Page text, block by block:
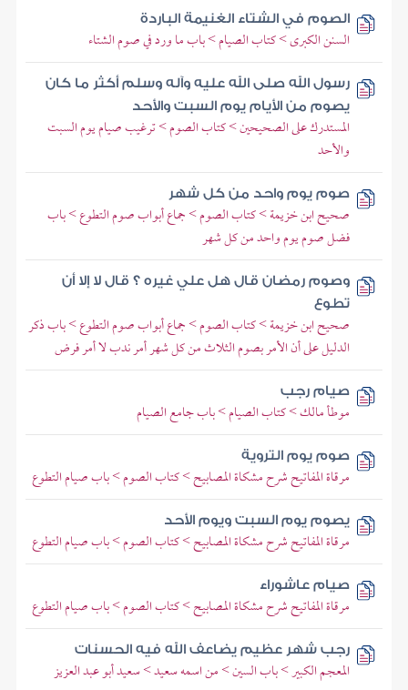
الصوم في الشتاء الغنيمة الباردة
السنن الكبرى > كتاب الصيام > باب ما ورد في صوم الشتاء
رسول الله صلى الله عليه وآله وسلم أكثر ما كان
يصوم من الأيام يوم السبت والأحد
المستدرك على الصحيحين > كتاب الصوم > ترغيب صيام يوم السبت
والأحد
صوم يوم واحد من كل شهر
صحيح ابن خزيمة > كتاب الصوم > جماع أبواب صوم التطوع > باب
فضل صوم يوم واحد من كل شهر
وصوم رمضان قال هل علي غيره ؟ قال لا إلا أن
تطوع
صحيح ابن خزيمة > كتاب الصوم > جماع أبواب صوم التطوع > باب ذكر
الدليل على أن الأمر بصوم الثلاث من كل شهر أمر ندب لا أمر فرض
صيام رجب
موطأ مالك > كتاب الصيام > باب جامع الصيام
صوم يوم التروية
مرقاة المفاتيح شرح مشكاة المصابيح > كتاب الصوم > باب صيام التطوع
يصوم يوم السبت ويوم الأحد
مرقاة المفاتيح شرح مشكاة المصابيح > كتاب الصوم > باب صيام التطوع
صيام عاشوراء
مرقاة المفاتيح شرح مشكاة المصابيح > كتاب الصوم > باب صيام التطوع
رجب شهر عظيم يضاعف الله فيه الحسنات
المعجم الكبير > باب السين > من اسمه سعيد > سعيد أبو عبد العزيز